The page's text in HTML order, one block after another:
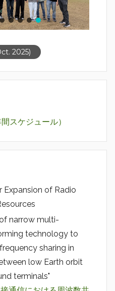
2025)
スケジュール）
Expansion of Radio
narrow multi-
technology to
sharing in
low Earth orbit
terminals"